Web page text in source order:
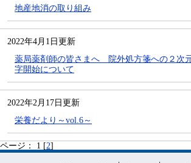
地産地消の取り組み
2022年4月1日更新
薬局薬剤師の皆さまへ 院外処方箋への２次
字開始について
2022年2月17日更新
栄養だより～vol.6～
ページ： 1 [2]